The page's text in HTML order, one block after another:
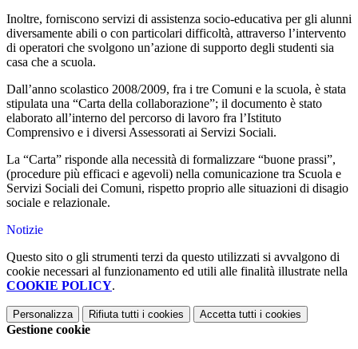
Inoltre, forniscono servizi di assistenza socio-educativa per gli alunni
diversamente abili o con particolari difficoltà, attraverso l’intervento
di operatori che svolgono un’azione di supporto degli studenti sia
casa che a scuola.
Dall’anno scolastico 2008/2009, fra i tre Comuni e la scuola, è stata
stipulata una “Carta della collaborazione”; il documento è stato
elaborato all’interno del percorso di lavoro fra l’Istituto
Comprensivo e i diversi Assessorati ai Servizi Sociali.
La “Carta” risponde alla necessità di formalizzare “buone prassi”,
(procedure più efficaci e agevoli) nella comunicazione tra Scuola e
Servizi Sociali dei Comuni, rispetto proprio alle situazioni di disagio
sociale e relazionale.
Notizie
Questo sito o gli strumenti terzi da questo utilizzati si avvalgono di
cookie necessari al funzionamento ed utili alle finalità illustrate nella
COOKIE POLICY.
Personalizza Rifiuta tutti i cookies Accetta tutti i cookies
Gestione cookie